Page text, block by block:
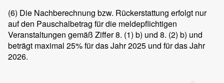
(6) Die Nachberechnung bzw. Rückerstattung erfolgt nur
auf den Pauschalbetrag für die meldepflichtigen
Veranstaltungen gemäß Ziffer 8. (1) b) und 8. (2) b) und
beträgt maximal 25% für das Jahr 2025 und für das Jahr
2026.